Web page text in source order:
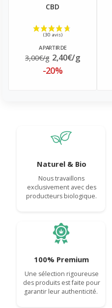
CBD
A PARTIR DE
3,00€/g 2,40€/g
-20%
Naturel & Bio
Nous travaillons
exclusivement avec des
producteurs biologique.
100% Premium
Une sélection rigoureuse
des produits est faite pour
garantir leur authenticité.